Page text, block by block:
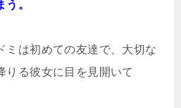
。
ミは初めての友達で、大切な
りる彼女に目を見開いて